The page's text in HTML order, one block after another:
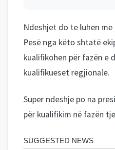
Ndeshjet do te luhen
Pesë nga këto shtatë
kualifikohen për fazën e
kualifikueset regjionale.
Super ndeshje po na
për kualifikim në fazën